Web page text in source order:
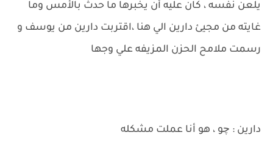
يلعن نفسه ، كان عليه أن يخبرها ما حدث بالأمس وما
غايته من مجيئ دارين الي هنا ،اقتربت دارين من يوسف و
رسمت ملامح الحزن المزيفه علي وجها
دارين : چو ، هو أنا عملت مشكله